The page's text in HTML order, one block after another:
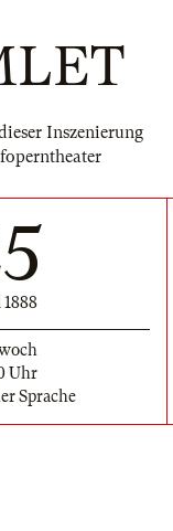
Inszenierung
Uhr
Sprache